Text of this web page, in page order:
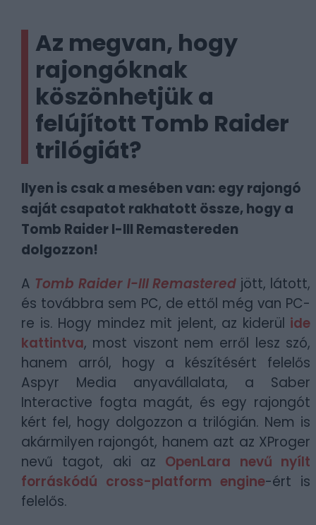
Az megvan, hogy
rajongóknak
köszönhetjük a
felújított Tomb Raider
trilógiát?
Ilyen is csak a mesében van: egy rajongó
saját csapatot rakhatott össze, hogy a
Tomb Raider I-III Remastereden
dolgozzon!
A Tomb Raider I-III Remastered jött, látott,
és továbbra sem PC, de ettől még van PC-
re is. Hogy mindez mit jelent, az kiderül ide
kattintva, most viszont nem erről lesz szó,
hanem arról, hogy a készítésért felelős
Aspyr Media anyavállalata, a Saber
Interactive fogta magát, és egy rajongót
kért fel, hogy dolgozzon a trilógián. Nem is
akármilyen rajongót, hanem azt az XProger
nevű tagot, aki az OpenLara nevű nyílt
forráskódú cross-platform engine-ért is
felelős.